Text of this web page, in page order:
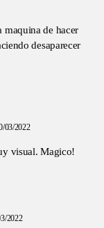
maquina de hacer
desaparecer
03/2022
visual. Magico!
2022